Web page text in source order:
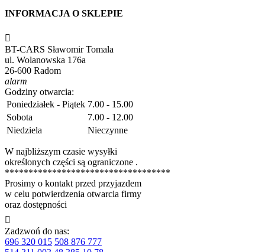
INFORMACJA O SKLEPIE

BT-CARS Sławomir Tomala
ul. Wolanowska 176a
26-600 Radom
alarm
Godziny otwarcia:
Poniedziałek - Piątek 7.00 - 15.00
Sobota
7.00 - 12.00
Niedziela
Nieczynne
W najbliższym czasie wysyłki
określonych części są ograniczone .
***********************************
Prosimy o kontakt przed przyjazdem
w celu potwierdzenia otwarcia firmy
oraz dostępności

Zadzwoń do nas:
696 320 015 508 876 777